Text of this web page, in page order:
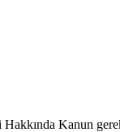
Hakkında Kanun